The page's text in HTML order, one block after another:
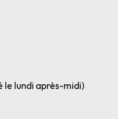
le lundi après-midi)